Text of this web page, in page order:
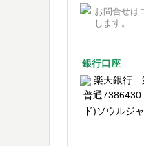
お問合せは
します。
銀行口座
楽天銀行
普通7386430
ド)ソウルジ